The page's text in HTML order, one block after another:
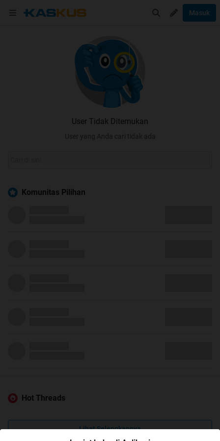
Masuk
User Tidak Ditemukan
User yang Anda cari tidak ada
Komunitas Pilihan
Hot Threads
Lihat Selengkapnya